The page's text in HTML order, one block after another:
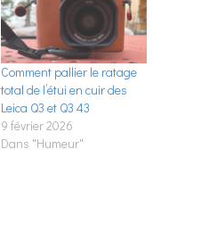
Comment pallier le ratage
total de l’étui en cuir des
Leica Q3 et Q3 43
9 février 2026
Dans "Humeur"